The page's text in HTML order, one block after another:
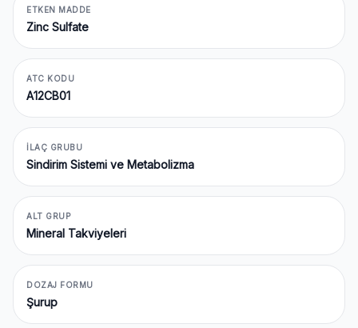
ETKEN MADDE
Zinc Sulfate
ATC KODU
A12CB01
İLAÇ GRUBU
Sindirim Sistemi ve Metabolizma
ALT GRUP
Mineral Takviyeleri
DOZAJ FORMU
Şurup